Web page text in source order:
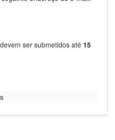
ser submetidos até 15